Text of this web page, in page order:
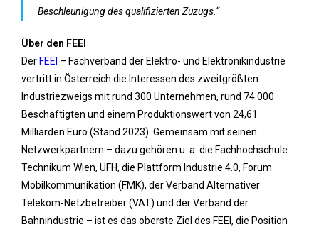
Beschleunigung des qualifizierten Zuzugs.“
Über den FEEI
Der FEEI – Fachverband der Elektro- und Elektronikindustrie
vertritt in Österreich die Interessen des zweitgrößten
Industriezweigs mit rund 300 Unternehmen, rund 74.000
Beschäftigten und einem Produktionswert von 24,61
Milliarden Euro (Stand 2023). Gemeinsam mit seinen
Netzwerkpartnern – dazu gehören u. a. die Fachhochschule
Technikum Wien, UFH, die Plattform Industrie 4.0, Forum
Mobilkommunikation (FMK), der Verband Alternativer
Telekom-Netzbetreiber (VAT) und der Verband der
Bahnindustrie – ist es das oberste Ziel des FEEI, die Position